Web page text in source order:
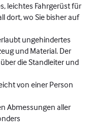
leichtes Fahrgerüst für
dort, wo Sie bisher auf
ungehindertes
und Material. Der
die Standleiter und
von einer Person
Abmessungen aller